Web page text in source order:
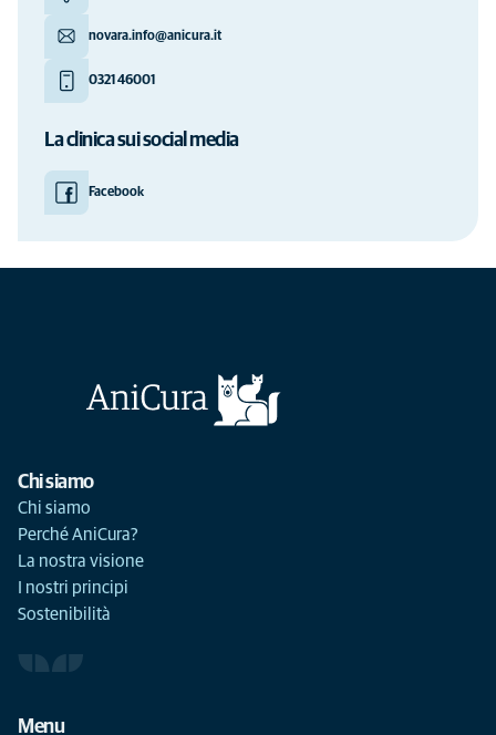
novara.info@anicura.it
0321 46001
La clinica sui social media
Facebook
Chi siamo
Chi siamo
Perché AniCura?
La nostra visione
I nostri principi
Sostenibilità
Menu